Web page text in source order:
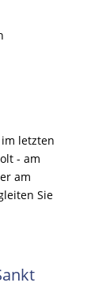
letzten
- am
am
Sie